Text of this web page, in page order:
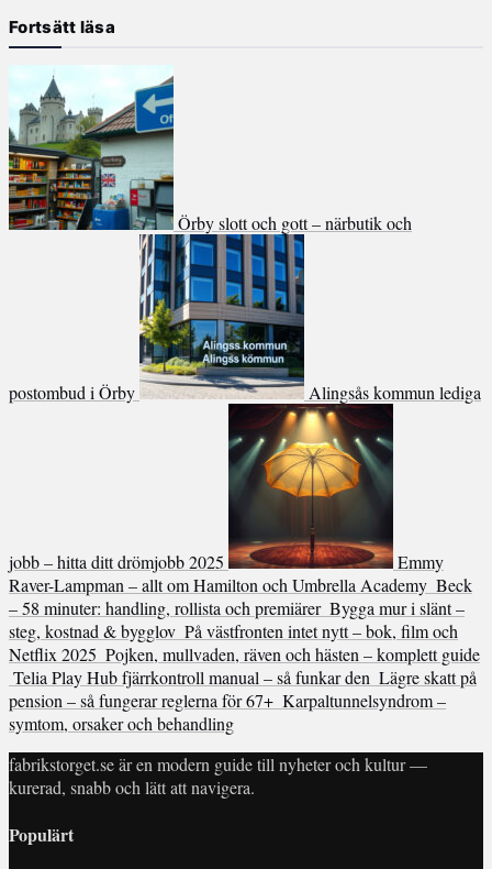
Fortsätt läsa
Örby slott och gott – närbutik och
postombud i Örby Alingsås kommun lediga
jobb – hitta ditt drömjobb 2025
Emmy
Raver-Lampman – allt om Hamilton och Umbrella Academy Beck
– 58 minuter: handling, rollista och premiärer Bygga mur i slänt –
steg, kostnad & bygglov På västfronten intet nytt – bok, film och
Netflix 2025 Pojken, mullvaden, räven och hästen – komplett guide
Telia Play Hub fjärrkontroll manual – så funkar den Lägre skatt på
pension – så fungerar reglerna för 67+ Karpaltunnelsyndrom –
symtom, orsaker och behandling
fabrikstorget.se är en modern guide till nyheter och kultur —
kurerad, snabb och lätt att navigera.
Populärt